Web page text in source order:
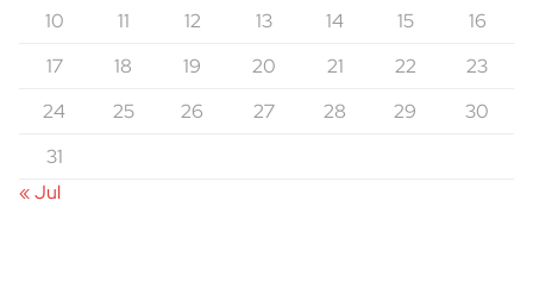
10
11 12 13 14 15
16
17
18 19 20 21 22
23
24
25 26 27 28 29
30
31
« Jul